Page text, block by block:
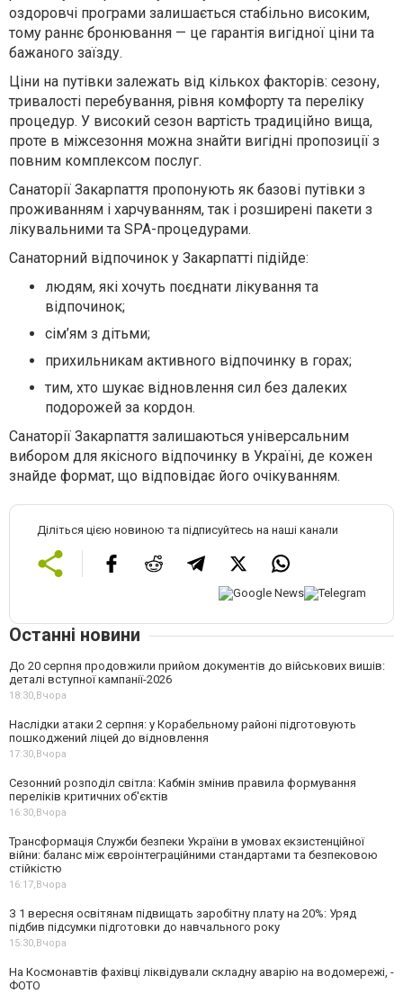
оздоровчі програми залишається стабільно високим,
тому раннє бронювання — це гарантія вигідної ціни та
бажаного заїзду.
Ціни на путівки залежать від кількох факторів: сезону,
тривалості перебування, рівня комфорту та переліку
процедур. У високий сезон вартість традиційно вища,
проте в міжсезоння можна знайти вигідні пропозиції з
повним комплексом послуг.
Санаторії Закарпаття пропонують як базові путівки з
проживанням і харчуванням, так і розширені пакети з
лікувальними та SPA-процедурами.
Санаторний відпочинок у Закарпатті підійде:
людям, які хочуть поєднати лікування та
відпочинок;
сім’ям з дітьми;
прихильникам активного відпочинку в горах;
тим, хто шукає відновлення сил без далеких
подорожей за кордон.
Санаторії Закарпаття залишаються універсальним
вибором для якісного відпочинку в Україні, де кожен
знайде формат, що відповідає його очікуванням.
Діліться цією новиною та підписуйтесь на наші канали
Останні новини
До 20 серпня продовжили прийом документів до військових вишів:
деталі вступної кампанії-2026
18:30, Вчора
Наслідки атаки 2 серпня: у Корабельному районі підготовують
пошкоджений ліцей до відновлення
17:30, Вчора
Сезонний розподіл світла: Кабмін змінив правила формування
переліків критичних об'єктів
16:30, Вчора
Трансформація Служби безпеки України в умовах екзистенційної
війни: баланс між євроінтеграційними стандартами та безпековою
стійкістю
16:17, Вчора
З 1 вересня освітянам підвищать заробітну плату на 20%: Уряд
підбив підсумки підготовки до навчального року
15:30, Вчора
На Космонавтів фахівці ліквідували складну аварію на водомережі, -
ФОТО